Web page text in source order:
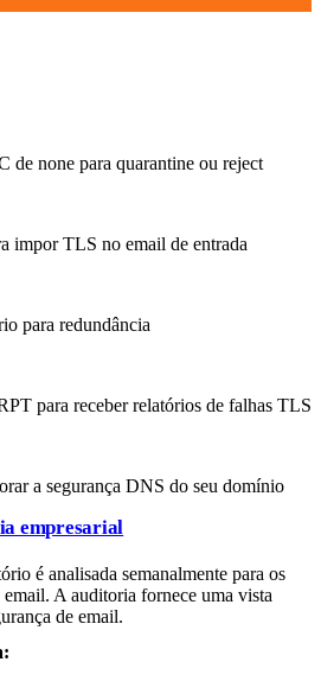
none para quarantine ou reject
impor TLS no email de entrada
para redundância
para receber relatórios de falhas TLS
a segurança DNS do seu domínio
empresarial
é analisada semanalmente para os
email. A auditoria fornece uma vista
de email.